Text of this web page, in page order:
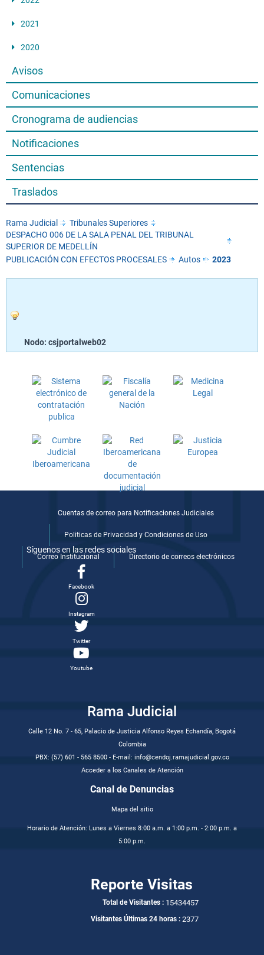
2021
2020
Avisos
Comunicaciones
Cronograma de audiencias
Notificaciones
Sentencias
Traslados
Rama Judicial
Tribunales Superiores
DESPACHO 006 DE LA SALA PENAL DEL TRIBUNAL
SUPERIOR DE MEDELLÍN
PUBLICACIÓN CON EFECTOS PROCESALES
Autos 2023
Nodo: csjportalweb02
Cuentas de correo para Notificaciones Judiciales
Politicas de Privacidad y Condiciones de Uso
Correo Institucional Directorio de correos electrónicos
Síguenos en las redes sociales
Facebook
Instagram
Twitter
Youtube
Rama Judicial
Calle 12 No. 7 - 65, Palacio de Justicia Alfonso Reyes Echandía, Bogotá
Colombia
PBX: (57) 601 - 565 8500 - E-mail: info@cendoj.ramajudicial.gov.co
Acceder a los Canales de Atención
Canal de Denuncias
Mapa del sitio
Horario de Atención: Lunes a Viernes 8:00 a.m. a 1:00 p.m. - 2:00 p.m. a
5:00 p.m.
Reporte Visitas
Total de Visitantes : 15434457
Visitantes Últimas 24 horas : 2377